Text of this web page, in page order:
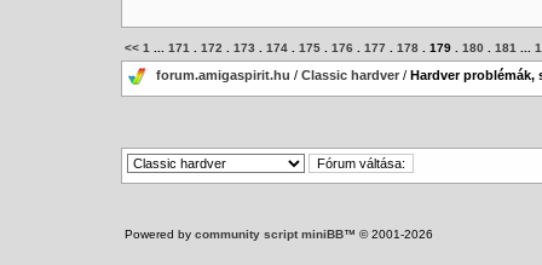
<< 1 171 172 173 174 175 176 177 178 179 180 181
forum.amigaspirit.hu / Classic hardver / Hardver problémák,
Powered by community script miniBB™ © 2001-2026